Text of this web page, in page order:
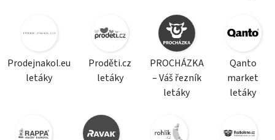
Prodejnakol.eu
letáky
Proděti.cz
letáky
PROCHÁZKA
– Váš řezník
letáky
Qanto
market
letáky